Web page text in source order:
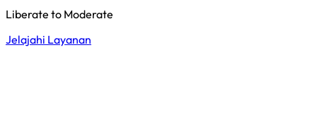
Liberate to Moderate
Jelajahi Layanan